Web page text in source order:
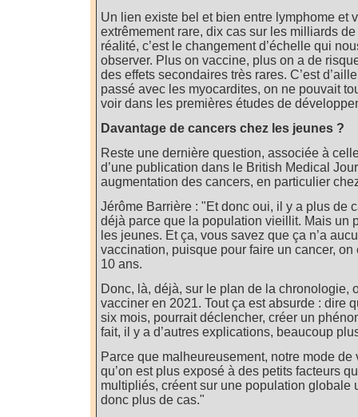
Un lien existe bel et bien entre lymphome et
extrêmement rare, dix cas sur les milliards
réalité, c’est le changement d’échelle qui
observer. Plus on vaccine, plus on a de
des effets secondaires très rares. C’est
passé avec les myocardites, on ne pouvait
voir dans les premières études de
Davantage de cancers chez les jeunes ?
Reste une dernière question, associée à
d’une publication dans le British Medical
augmentation des cancers, en particulier
Jérôme Barrière : "Et donc oui, il y a plus de
déjà parce que la population vieillit. Mais un
les jeunes. Et ça, vous savez que ça n’a
vaccination, puisque pour faire un cancer, on
10 ans.
Donc, là, déjà, sur le plan de la chronologie,
vacciner en 2021. Tout ça est absurde : dire
six mois, pourrait déclencher, créer un
fait, il y a d’autres explications, beaucoup
Parce que malheureusement, notre mode de
qu’on est plus exposé à des petits facteurs
multipliés, créent sur une population globale
donc plus de cas."